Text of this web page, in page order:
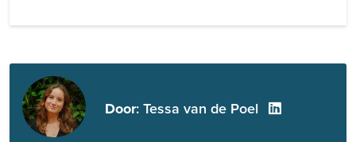
Door: Tessa van de Poel